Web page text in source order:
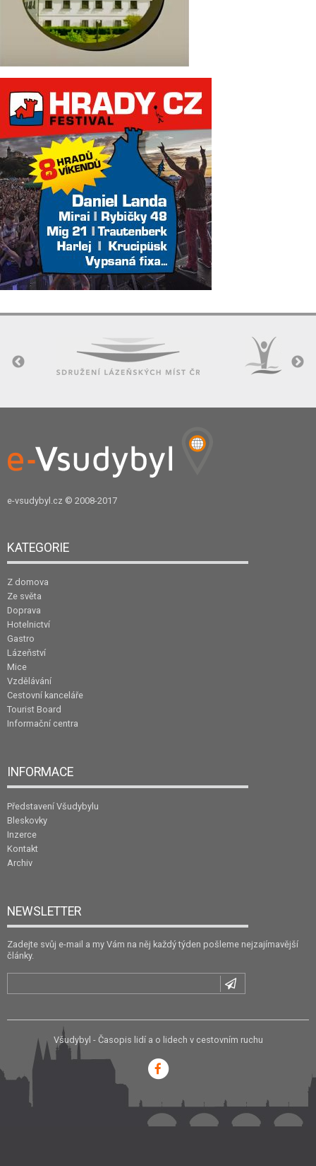
e-vsudybyl.cz © 2008-2017
KATEGORIE
Z domova
Ze světa
Doprava
Hotelnictví
Gastro
Lázeňství
Mice
Vzdělávání
Cestovní kanceláře
Tourist Board
Informační centra
INFORMACE
Představení Všudybylu
Bleskovky
Inzerce
Kontakt
Archiv
NEWSLETTER
Zadejte svůj e-mail a my Vám na něj každý týden pošleme nejzajímavější
články.
Všudybyl - Časopis lidí a o lidech v cestovním ruchu